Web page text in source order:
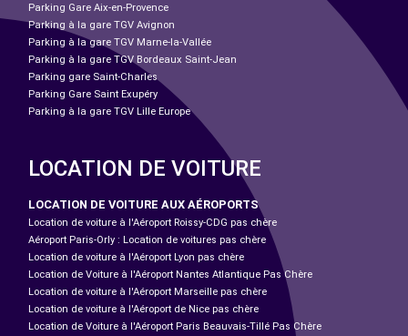
Parking Gare Aix-en-Provence
Parking à la gare TGV Avignon
Parking à la gare TGV Marne-la-Vallée
Parking à la gare TGV Bordeaux Saint-Jean
Parking gare Saint-Charles
Parking Gare Saint Exupéry
Parking à la gare TGV Lille Europe
LOCATION DE VOITURE
LOCATION DE VOITURE AUX AÉROPORTS
Location de voiture à l'Aéroport Roissy-CDG pas chère
Aéroport Paris-Orly : Location de voitures pas chère
Location de voiture à l'Aéroport Lyon pas chère
Location de Voiture à l'Aéroport Nantes Atlantique Pas Chère
Location de voiture à l'Aéroport Marseille pas chère
Location de voiture à l'Aéroport de Nice pas chère
Location de Voiture à l'Aéroport Paris Beauvais-Tillé Pas Chère